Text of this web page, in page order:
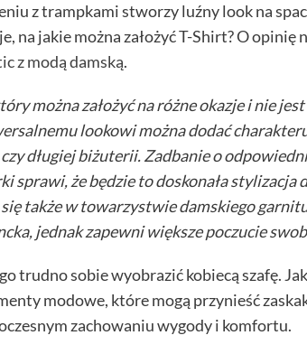
z trampkami stworzy luźny look na
na jakie można założyć T-Shirt? O opinię
z modą damską.
można założyć na różne okazje i nie
lookowi można dodać
długiej biżuterii. Zadbanie o
sprawi, że będzie to doskonała stylizacja
także w towarzystwie damskiego
jednak zapewni większe poczucie
trudno sobie wyobrazić kobiecą szafę.
modowe, które mogą przynieść
zachowaniu wygody i komfortu.